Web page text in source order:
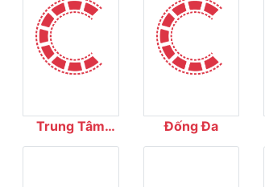
Trung Tâm
Chiếu Phim
Đống Đa